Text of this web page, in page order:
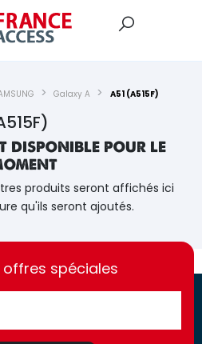
Galaxy A A51 (A515F)
disponible pour le
produits seront affichés ici
qu'ils seront ajoutés.
offres spéciales